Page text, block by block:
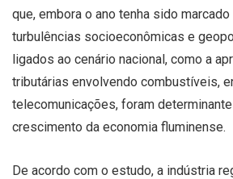
que, embora o ano tenha sido
turbulências socioeconômicas e
ligados ao cenário nacional, como a
tributárias envolvendo combustíveis,
telecomunicações, foram
crescimento da economia fluminense.
De acordo com o estudo, a indústria